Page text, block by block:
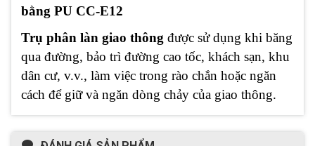
bằng PU CC-E12
Trụ phân làn giao thông được sử dụng khi băng
qua đường, bảo trì đường cao tốc, khách sạn, khu
dân cư, v.v., làm việc trong rào chắn hoặc ngăn
cách để giữ và ngăn dòng chảy của giao thông.